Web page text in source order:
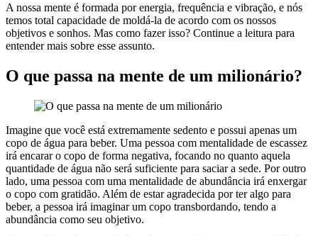
A nossa mente é formada por energia, frequência e vibração, e nós
temos total capacidade de moldá-la de acordo com os nossos
objetivos e sonhos. Mas como fazer isso? Continue a leitura para
entender mais sobre esse assunto.
O que passa na mente de um milionário?
Imagine que você está extremamente sedento e possui apenas um
copo de água para beber. Uma pessoa com mentalidade de escassez
irá encarar o copo de forma negativa, focando no quanto aquela
quantidade de água não será suficiente para saciar a sede. Por outro
lado, uma pessoa com uma mentalidade de abundância irá enxergar
o copo com gratidão. Além de estar agradecida por ter algo para
beber, a pessoa irá imaginar um copo transbordando, tendo a
abundância como seu objetivo.